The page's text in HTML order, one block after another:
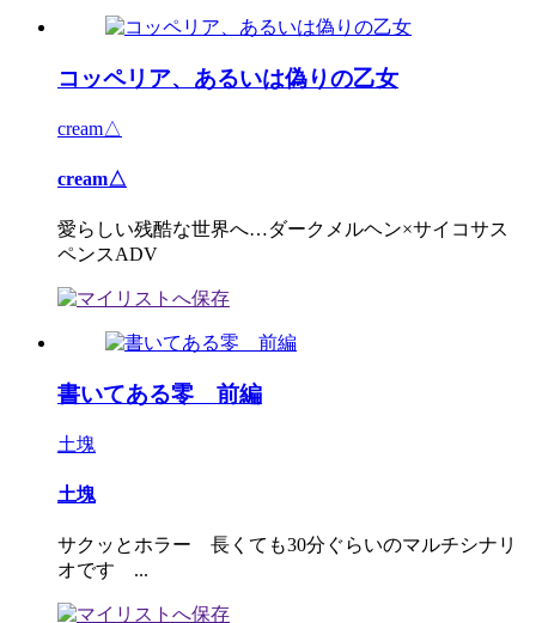
コッペリア、あるいは偽りの乙女
cream△
cream△
愛らしい残酷な世界へ…ダークメルヘン×サイコサス
ペンスADV
書いてある零 前編
土塊
土塊
サクッとホラー 長くても30分ぐらいのマルチシナリ
オです ...